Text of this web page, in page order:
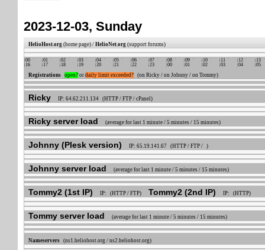
2023-12-03, Sunday
HelioHost.org (home page) / HelioNet.org (support forums)
Registrations open? or daily limit exceeded? (on Ricky / on Johnny / on Tommy)
Ricky IP: 64.62.211.134 (HTTP / FTP / cPanel)
Ricky server load (average for last 1 minute / 5 minutes / 15 minutes)
Johnny (Plesk version) IP: 65.19.141.67 (HTTP / FTP / )
Johnny server load (average for last 1 minute / 5 minutes / 15 minutes)
Tommy2 (1st IP) IP: (HTTP / FTP) Tommy2 (2nd IP) IP: (HTTP)
Tommy server load (average for last 1 minute / 5 minutes / 15 minutes)
Nameservers (ns1.heliohost.org / ns2.heliohost.org)
00 01 02 03 04 05 06 07 08 09 10 11 12
13
16
17 18 19 20 21 22 23 00 01 02 03 04 05